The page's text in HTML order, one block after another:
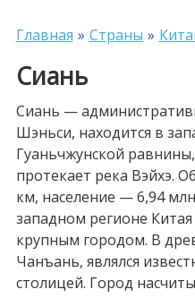
Главная Страны
Сиань
Сиань —
Шэньси, находится в
Гуаньчжунской
протекает река Вэйхэ.
км, население — 6,94
западном регионе
крупным городом. В
Чанъань, являлся
столицей. Город